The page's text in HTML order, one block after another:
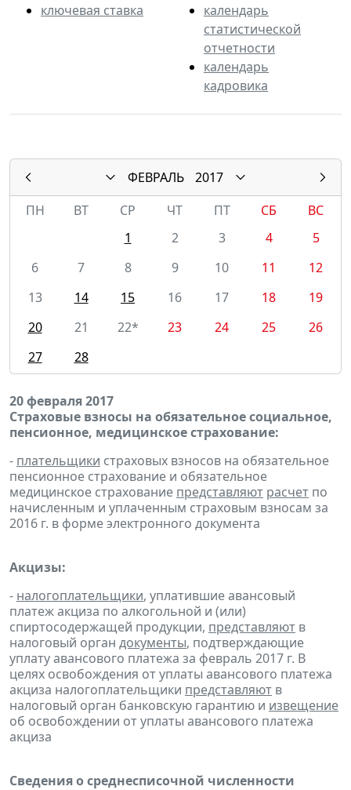
ключевая ставка
календарь
статистической
отчетности
календарь
кадровика
ФЕВРАЛЬ
2017
ПН
ВТ СР ЧТ ПТ СБ
ВС
1
2 3 4
5
6
7 8 9 10 11
12
13
14 15 16 17 18
19
20
21 22* 23 24 25
26
27
28
20 февраля 2017
Страховые взносы на обязательное социальное,
пенсионное, медицинское страхование:
- плательщики страховых взносов на обязательное
пенсионное страхование и обязательное
медицинское страхование представляют расчет по
начисленным и уплаченным страховым взносам за
2016 г. в форме электронного документа
Акцизы:
- налогоплательщики, уплатившие авансовый
платеж акциза по алкогольной и (или)
спиртосодержащей продукции, представляют в
налоговый орган документы, подтверждающие
уплату авансового платежа за февраль 2017 г. В
целях освобождения от уплаты авансового платежа
акциза налогоплательщики представляют в
налоговый орган банковскую гарантию и извещение
об освобождении от уплаты авансового платежа
акциза
Сведения о среднесписочной численности